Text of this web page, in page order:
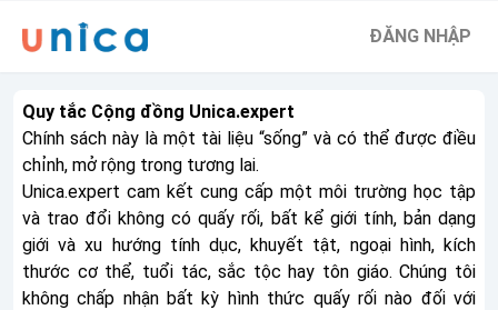
ĐĂNG NHẬP
Quy tắc Cộng đồng Unica.expert
Chính sách này là một tài liệu “sống” và có thể được điều
chỉnh, mở rộng trong tương lai.
Unica.expert cam kết cung cấp một môi trường học tập
và trao đổi không có quấy rối, bất kể giới tính, bản dạng
giới và xu hướng tính dục, khuyết tật, ngoại hình, kích
thước cơ thể, tuổi tác, sắc tộc hay tôn giáo. Chúng tôi
không chấp nhận bất kỳ hình thức quấy rối nào đối với